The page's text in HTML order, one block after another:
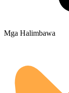
Mga Halimbawa